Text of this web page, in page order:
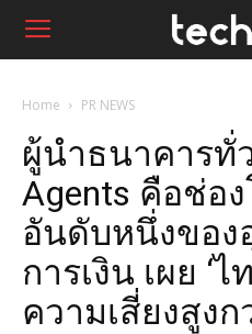
Home PR NEWS
ผู้นำธนาคารทั่
Agents คือช่อ
อันดับหนึ่งของ
การเงิน เผย ‘
ความเสี่ยงสูง